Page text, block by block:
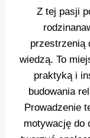
Z tej pasji
przestrzenią
wiedzą. To
praktyką i
budowania
Prowadzenie
motywację do